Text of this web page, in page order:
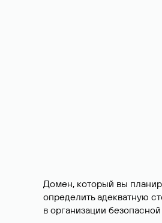
Домен, который вы
определить адекватную
в организации